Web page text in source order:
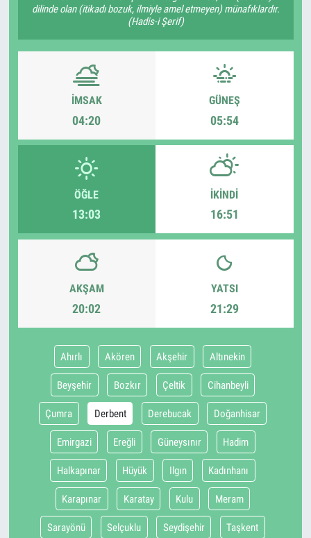
dilinde olan (itikadı bozuk, ilmiyle amel etmeyen) münafıklardır.
(Hadis-i Şerif)
İMSAK
04:20
GÜNEŞ
05:54
ÖĞLE
13:03
İKINDI
16:51
AKŞAM
20:02
YATSI
21:29
Ahırlı Akören Akşehir Altınekin
Beyşehir Bozkır Çeltik Cihanbeyli
Çumra Derbent Derebucak Doğanhisar
Emirgazi Ereğli Güneysınır Hadim
Halkapınar Hüyük Ilgın Kadınhanı
Karapınar Karatay Kulu Meram
Sarayönü Selçuklu Seydişehir Taşkent